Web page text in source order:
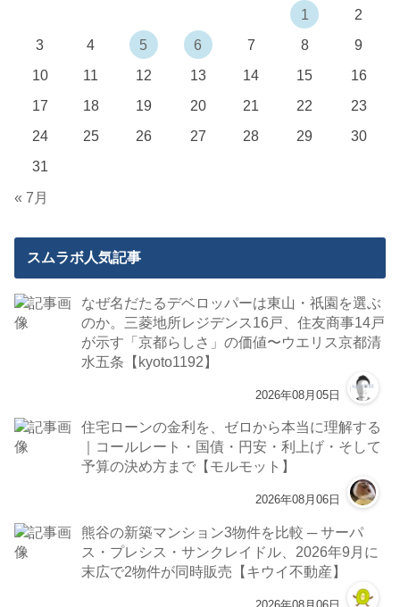
1
2
3
4 5 6 7 8
9
10
11 12 13 14 15
16
17
18 19 20 21 22
23
24
25 26 27 28 29
30
31
« 7月
スムラボ人気記事
なぜ名だたるデベロッパーは東山・祇園を選ぶ
のか。三菱地所レジデンス16戸、住友商事14戸
が示す「京都らしさ」の価値〜ウエリス京都清
水五条【kyoto1192】
2026年08月05日
住宅ローンの金利を、ゼロから本当に理解する
｜コールレート・国債・円安・利上げ・そして
予算の決め方まで【モルモット】
2026年08月06日
熊谷の新築マンション3物件を比較 ─ サーパ
ス・プレシス・サンクレイドル、2026年9月に
末広で2物件が同時販売【キウイ不動産】